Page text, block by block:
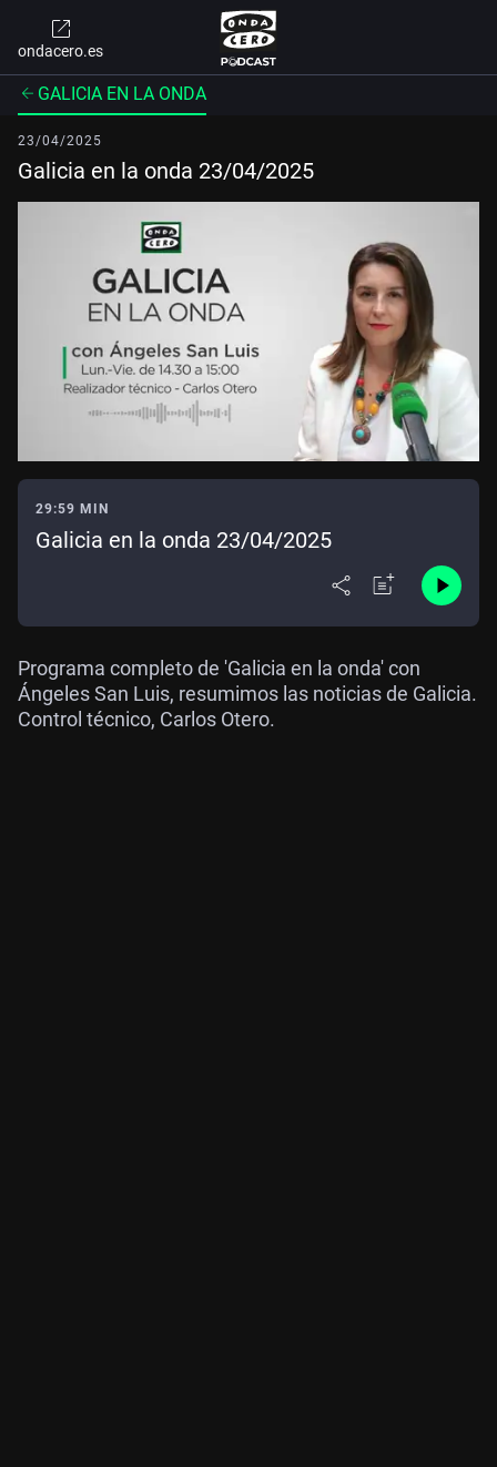
ondacero.es
GALICIA EN LA ONDA
23/04/2025
Galicia en la onda 23/04/2025
29:59 MIN
Galicia en la onda 23/04/2025
Programa completo de 'Galicia en la onda' con
Ángeles San Luis, resumimos las noticias de Galicia.
Control técnico, Carlos Otero.